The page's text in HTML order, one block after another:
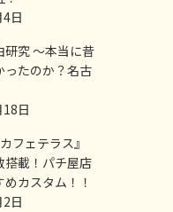
日
研究 ～本当に昔
ったのか？名古
日
フェテラス』
搭載！パチ屋店
めカスタム！！
日